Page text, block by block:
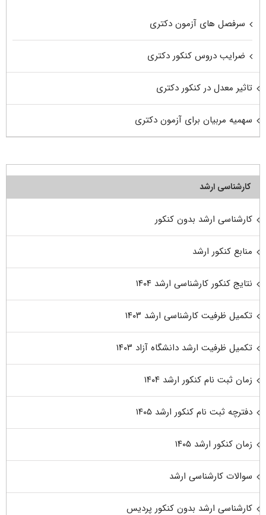
سرفصل های آزمون دکتری
ضرایب دروس کنکور دکتری
تاثیر معدل در کنکور دکتری
سهمیه مربیان برای آزمون دکتری
کارشناسی ارشد
کارشناسی ارشد بدون کنکور
منابع کنکور ارشد
نتایج کنکور کارشناسی ارشد ۱۴۰۴
تکمیل ظرفیت کارشناسی ارشد ۱۴۰۳
تکمیل ظرفیت ارشد دانشگاه آزاد ۱۴۰۳
زمان ثبت نام کنکور ارشد ۱۴۰۴
دفترچه ثبت نام کنکور ارشد ۱۴۰۵
زمان کنکور ارشد ۱۴۰۵
سوالات کارشناسی ارشد
کارشناسی ارشد بدون کنکور پردیس